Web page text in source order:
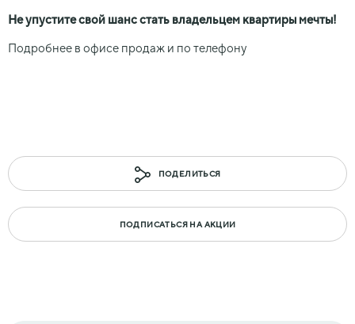
Не упустите свой шанс стать владельцем квартиры мечты!
Подробнее в офисе продаж и по телефону
ПОДЕЛИТЬСЯ
ПОДПИСАТЬСЯ НА АКЦИИ